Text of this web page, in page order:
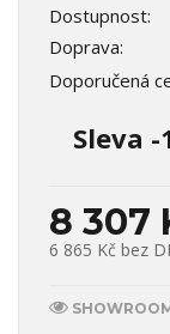
Dostupnost:
Doprava:
Doporučená
Sleva -
8 307
6 865 Kč bez